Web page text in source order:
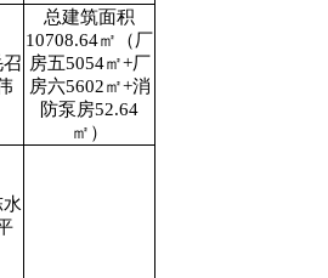
总建筑面积
10708.64㎡（厂
房五5054㎡+厂
房六5602㎡+消
防泵房52.64
㎡）
水